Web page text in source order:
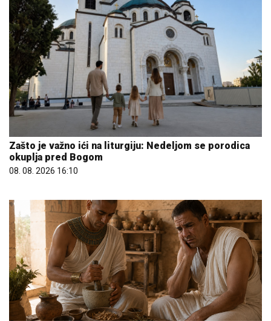
Zašto je važno ići na liturgiju: Nedeljom se porodica
okuplja pred Bogom
08. 08. 2026 16:10